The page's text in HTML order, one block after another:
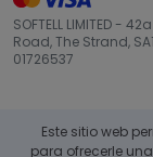
SOFTELL LIMITED -
Road, The Strand,
01726537
Este sitio web
para ofrecerle